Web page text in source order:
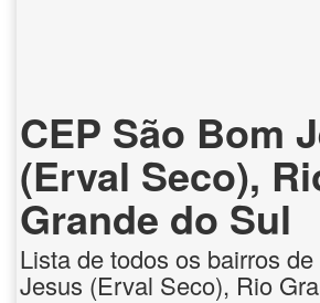
CEP São Bom
(Erval Seco),
Grande do Sul
Lista de todos os bairros
Jesus (Erval Seco), Rio